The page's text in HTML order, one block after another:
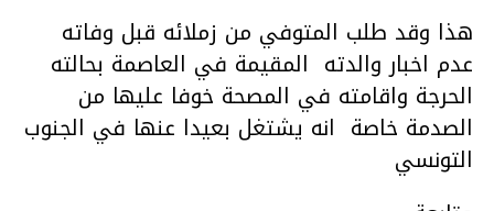
هذا وقد طلب المتوفي من زملائه قبل وفاته
عدم اخبار والدته المقيمة في العاصمة بحالته
الحرجة واقامته في المصحة خوفا عليها من
الصدمة خاصة انه يشتغل بعيدا عنها في الجنوب
التونسي